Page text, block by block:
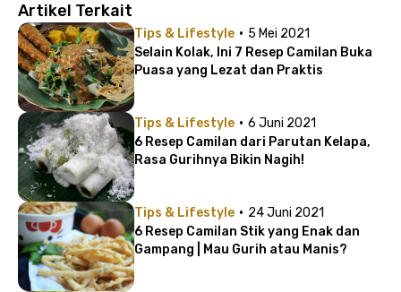
Artikel Terkait
Tips & Lifestyle · 5 Mei 2021
Selain Kolak, Ini 7 Resep Camilan Buka
Puasa yang Lezat dan Praktis
Tips & Lifestyle · 6 Juni 2021
6 Resep Camilan dari Parutan Kelapa,
Rasa Gurihnya Bikin Nagih!
Tips & Lifestyle · 24 Juni 2021
6 Resep Camilan Stik yang Enak dan
Gampang | Mau Gurih atau Manis?